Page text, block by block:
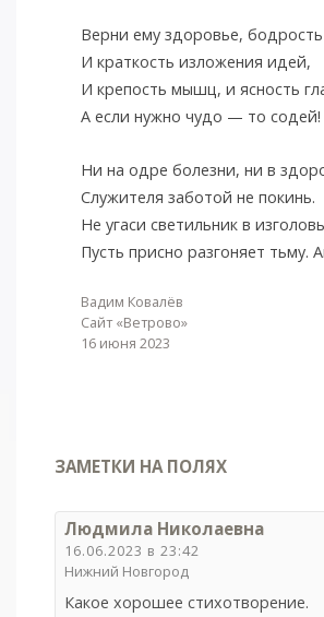
Верни ему здоровье,
И краткость изложения идей,
И крепость мышц, и ясность
А если нужно чудо — то содей!
Ни на одре болезни, ни в
Служителя заботой не покинь.
Не угаси светильник в
Пусть присно разгоняет тьму.
Вадим Ковалёв
Сайт «Ветрово»
16 июня 2023
ЗАМЕТКИ НА ПОЛЯХ
Людмила Николаевна
16.06.2023 в 23:42
Нижний Новгород
Какое хорошее стихотворение.